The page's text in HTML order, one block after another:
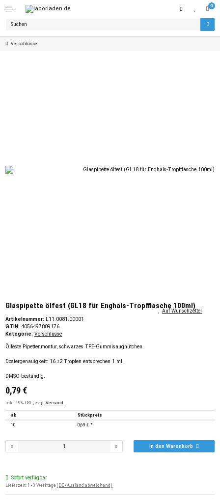
0
Verschlüsse
Glaspipette ölfest (GL18 für Enghals-Tropfflasche 100ml)
Artikelnummer: L11.0081.00001
GTIN: 4056497009176
Kategorie: Verschlüsse
Ölfeste Pipettenmontur, schwarzes TPE-Gummisaughütchen.
Dosiergenauigkeit: 16 ±2 Tropfen entsprechen 1 ml.
DMSO-beständig.
0,79 €
inkl. 19% USt. , zzgl. Versand
ab
Stückpreis
10
0,69 € *
In den Warenkorb
Sofort verfügbar
Lieferzeit: 1 - 3 Werktage (DE - Ausland abweichend)
Auf Wunschzettel